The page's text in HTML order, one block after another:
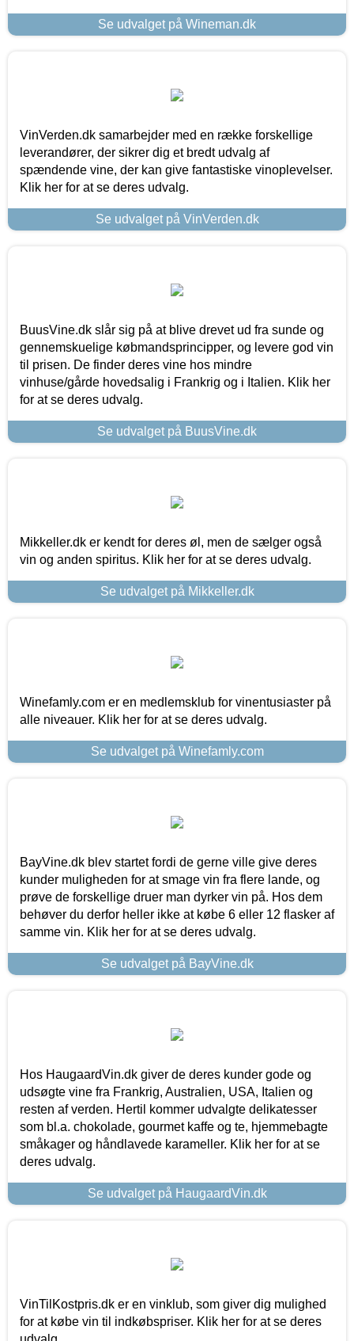
Se udvalget på Wineman.dk
VinVerden.dk samarbejder med en række forskellige
leverandører, der sikrer dig et bredt udvalg af
spændende vine, der kan give fantastiske vinoplevelser.
Klik her for at se deres udvalg.
Se udvalget på VinVerden.dk
BuusVine.dk slår sig på at blive drevet ud fra sunde og
gennemskuelige købmandsprincipper, og levere god vin
til prisen. De finder deres vine hos mindre
vinhuse/gårde hovedsalig i Frankrig og i Italien. Klik her
for at se deres udvalg.
Se udvalget på BuusVine.dk
Mikkeller.dk er kendt for deres øl, men de sælger også
vin og anden spiritus. Klik her for at se deres udvalg.
Se udvalget på Mikkeller.dk
Winefamly.com er en medlemsklub for vinentusiaster på
alle niveauer. Klik her for at se deres udvalg.
Se udvalget på Winefamly.com
BayVine.dk blev startet fordi de gerne ville give deres
kunder muligheden for at smage vin fra flere lande, og
prøve de forskellige druer man dyrker vin på. Hos dem
behøver du derfor heller ikke at købe 6 eller 12 flasker af
samme vin. Klik her for at se deres udvalg.
Se udvalget på BayVine.dk
Hos HaugaardVin.dk giver de deres kunder gode og
udsøgte vine fra Frankrig, Australien, USA, Italien og
resten af verden. Hertil kommer udvalgte delikatesser
som bl.a. chokolade, gourmet kaffe og te, hjemmebagte
småkager og håndlavede karameller. Klik her for at se
deres udvalg.
Se udvalget på HaugaardVin.dk
VinTilKostpris.dk er en vinklub, som giver dig mulighed
for at købe vin til indkøbspriser. Klik her for at se deres